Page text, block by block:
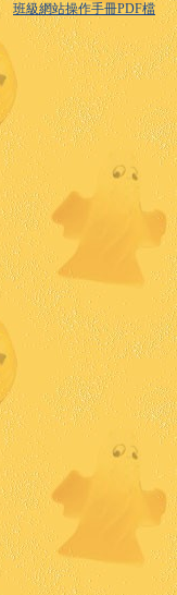
班級網站操作手冊PDF檔